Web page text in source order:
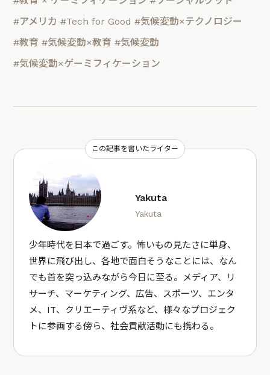
#アメリカ #Tech for Good #気候変動×テクノロジー
#教育 #気候変動×教育 #気候変動
#気候変動×ゲーミフィケーション
この記事を書いたライター
Yakuta
Yakuta
少年時代を日本で過ごす。怖いもの見たさに単身、
世界に飛び出し、各地で面白そうなことには、なん
でも首を突っ込みながら今日に至る。メディア、リ
サーチ、マーケティング、広告、スポーツ、エンタ
メ、IT、クリエーティヴ系など、様々なプロジェク
トに参画する傍ら、社会貢献活動にも携わる。